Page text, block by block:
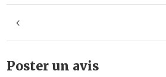
Poster un avis